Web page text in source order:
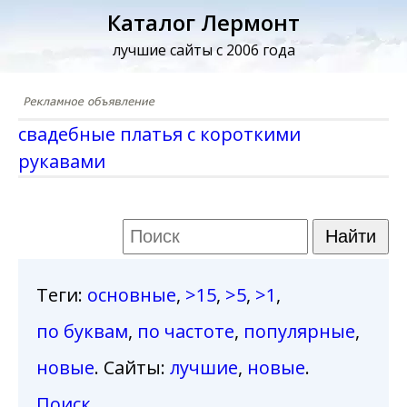
Каталог Лермонт
лучшие сайты с 2006 года
свадебные платья с короткими
рукавами
Теги: основные, >15, >5, >1,
по буквам, по частоте, популярные,
новые. Сайты: лучшие, новые.